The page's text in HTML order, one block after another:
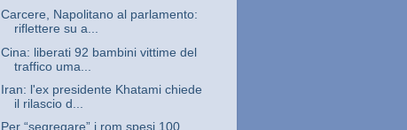
Carcere, Napolitano al parlamento:
riflettere su a...
Cina: liberati 92 bambini vittime del
traffico uma...
Iran: l'ex presidente Khatami chiede
il rilascio d...
Per “segregare” i rom spesi 100